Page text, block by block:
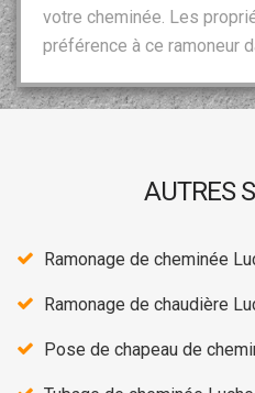
votre cheminée. Les
préférence à ce ramoneur
AUTRES
Ramonage de cheminée
Ramonage de chaudière
Pose de chapeau de